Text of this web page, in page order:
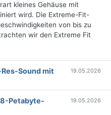
kleines Gehäuse mit
wird. Die Extreme-Fit-
von bis zu
wir den Extreme Fit
Sound mit
19.05.2026
Petabyte-
19.05.2026